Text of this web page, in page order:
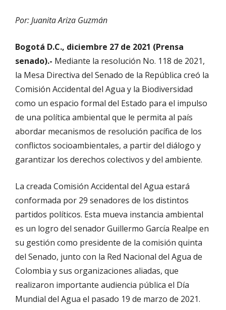
Por: Juanita Ariza Guzmán
Bogotá D.C., diciembre 27 de 2021 (Prensa
senado).- Mediante la resolución No. 118 de 2021,
la Mesa Directiva del Senado de la República creó la
Comisión Accidental del Agua y la Biodiversidad
como un espacio formal del Estado para el impulso
de una política ambiental que le permita al país
abordar mecanismos de resolución pacífica de los
conflictos socioambientales, a partir del diálogo y
garantizar los derechos colectivos y del ambiente.
La creada Comisión Accidental del Agua estará
conformada por 29 senadores de los distintos
partidos políticos. Esta mueva instancia ambiental
es un logro del senador Guillermo García Realpe en
su gestión como presidente de la comisión quinta
del Senado, junto con la Red Nacional del Agua de
Colombia y sus organizaciones aliadas, que
realizaron importante audiencia pública el Día
Mundial del Agua el pasado 19 de marzo de 2021.